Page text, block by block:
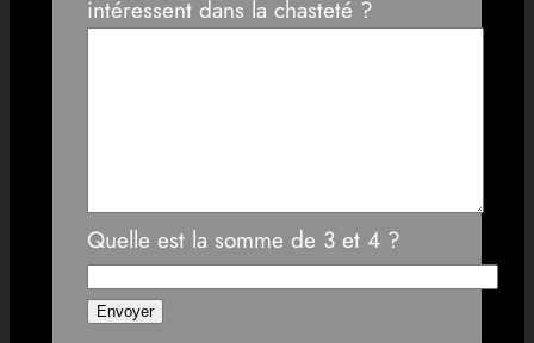
intéressent dans la chasteté ?
Quelle est la somme de 3 et 4 ?